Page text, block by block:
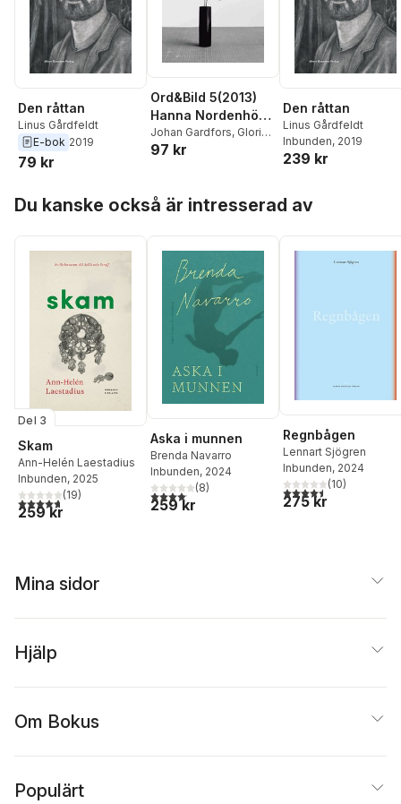
Den råttan
Linus Gårdfeldt
E-bok 2019
79 kr
Ord&Bild 5(2013)
Hanna Nordenhök,
Hassan Loo
Sattarvandi, Jila
Söderblom, kritik
Johan Gardfors, Gloria
Gervitz
Tung Hermelin
Jonsson ,Mikael
Nordenhök
Henrik
Otterberg,Hassan Loo
Sattarvandi
Sofia
Stenström , Staffan
Söderblom
Kristofer
Folkhammar
Meira
97 kr
Den råttan
Linus Gårdfeldt
Inbunden, 2019
239 kr
Du kanske också är intresserad av
Del 3
Skam
Ann-Helén Laestadius
Inbunden, 2025
4,7utav 5 stjärnor. Totalt antal röster:
(19)
259 kr
Aska i munnen
Brenda Navarro
Inbunden, 2024
4,1utav 5 stjärnor. Totalt antal röster:
(8)
259 kr
Regnbågen
Lennart Sjögren
Inbunden, 2024
4,5utav 5 stjärnor.
(10)
275 kr
Mina sidor
Hjälp
Om Bokus
Populärt